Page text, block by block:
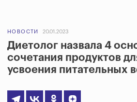
НОВОСТИ 20.01.2023
Диетолог назвала 4
сочетания продуктов
усвоения питательных